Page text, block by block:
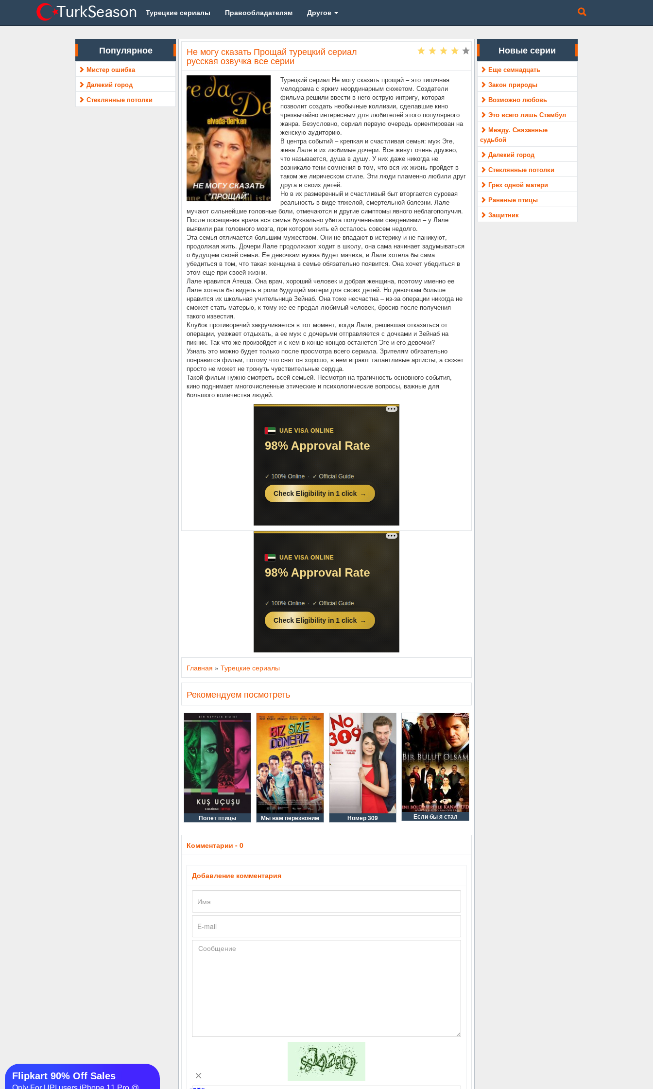
Турецкие сериалы Правообладателям Другое
Популярное
Мистер ошибка
Далекий город
Стеклянные потолки
Не могу сказать Прощай турецкий сериал
русская озвучка все серии
Турецкий сериал Не могу сказать прощай – это типичная
мелодрама с ярким неординарным сюжетом. Создатели
фильма решили ввести в него острую интригу, которая
позволит создать необычные коллизии, сделавшие кино
чрезвычайно интересным для любителей этого популярного
жанра. Безусловно, сериал первую очередь ориентирован на
женскую аудиторию.
В центра событий – крепкая и счастливая семья: муж Эге,
жена Лале и их любимые дочери. Все живут очень дружно,
что называется, душа в душу. У них даже никогда не
возникало тени сомнения в том, что вся их жизнь пройдет в
таком же лирическом стиле. Эти люди пламенно любили друг
друга и своих детей.
Но в их размеренный и счастливый быт вторгается суровая
реальность в виде тяжелой, смертельной болезни. Лале
мучают сильнейшие головные боли, отмечаются и другие симптомы явного неблагополучия.
После посещения врача вся семья буквально убита полученными сведениями – у Лале
выявили рак головного мозга, при котором жить ей осталось совсем недолго.
Эта семья отличается большим мужеством. Они не впадают в истерику и не паникуют,
продолжая жить. Дочери Лале продолжают ходит в школу, она сама начинает задумываться
о будущем своей семьи. Ее девочкам нужна будет мачеха, и Лале хотела бы сама
убедиться в том, что такая женщина в семье обязательно появится. Она хочет убедиться в
этом еще при своей жизни.
Лале нравится Атеша. Она врач, хороший человек и добрая женщина, поэтому именно ее
Лале хотела бы видеть в роли будущей матери для своих детей. Но девочкам больше
нравится их школьная учительница Зейнаб. Она тоже несчастна – из-за операции никогда не
сможет стать матерью, к тому же ее предал любимый человек, бросив после получения
такого известия.
Клубок противоречий закручивается в тот момент, когда Лале, решившая отказаться от
операции, уезжает отдыхать, а ее муж с дочерьми отправляется с дочками и Зейнаб на
пикник. Так что же произойдет и с кем в конце концов останется Эге и его девочки?
Узнать это можно будет только после просмотра всего сериала. Зрителям обязательно
понравится фильм, потому что снят он хорошо, в нем играют талантливые артисты, а сюжет
просто не может не тронуть чувствительные сердца.
Такой фильм нужно смотреть всей семьей. Несмотря на трагичность основного события,
кино поднимает многочисленные этические и психологические вопросы, важные для
большого количества людей.
Главная » Турецкие сериалы
Рекомендуем посмотреть
Полет птицы Мы вам перезвоним Номер 309 Если бы я стал
Комментарии - 0
Добавление комментария
Новые серии
Еще семнадцать
Закон природы
Возможно любовь
Это всего лишь Стамбул
Между. Связанные
судьбой
Далекий город
Стеклянные потолки
Грех одной матери
Раненые птицы
Защитник